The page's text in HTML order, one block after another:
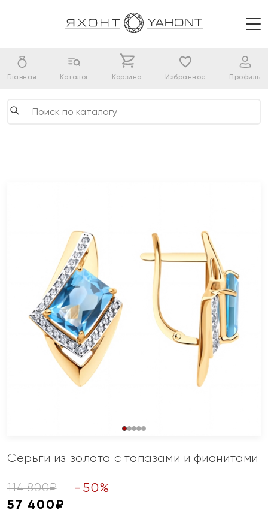
Главная Каталог Корзина Избранное Профиль
Серьги из золота с топазами и фианитами
114 800₽ - 50%
57 400₽